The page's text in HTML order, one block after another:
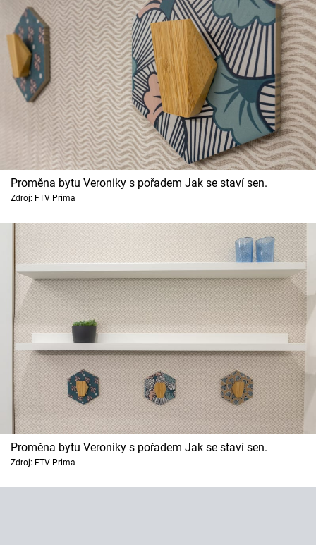
Proměna bytu Veroniky s pořadem Jak se staví sen.
Zdroj: FTV Prima
Proměna bytu Veroniky s pořadem Jak se staví sen.
Zdroj: FTV Prima